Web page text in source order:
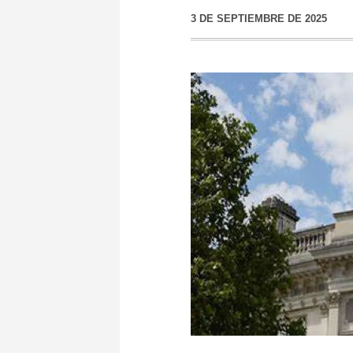
3 DE SEPTIEMBRE DE 2025